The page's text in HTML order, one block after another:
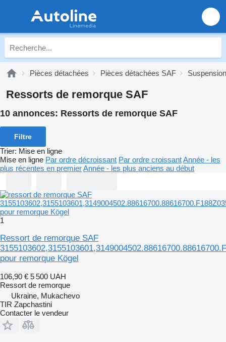
Pièces détachées Pièces détachées SAF
Ressorts de remorque SAF
10 annonces: Ressorts de remorque SAF
Filtre
Trier: Mise en ligne
Mise en ligne Par ordre décroissant Par ordre croissantAnnée - les
plus récentes en premierAnnée - les plus anciens au début
1
Ressort de remorque SAF
pour remorque Kögel
106,90 € 5 500 UAH
Ressort de remorque
Ukraine, Mukachevo
TIR Zapchastini
Contacter le vendeur